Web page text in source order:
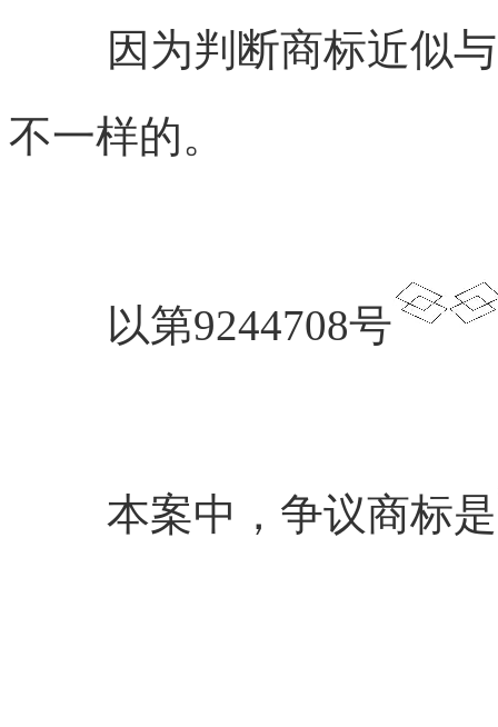
因为判断商标近似
不一样的。
以第9244708号
本案中，争议商标是